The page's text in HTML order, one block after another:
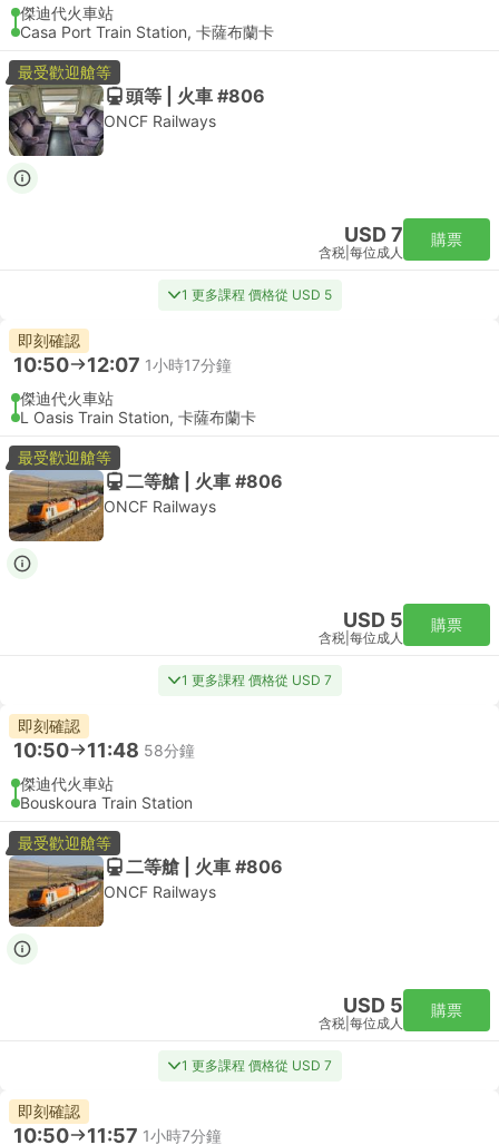
傑迪代火車站
Casa Port Train Station, 卡薩布蘭卡
最受歡迎艙等
頭等 | 火車 #806
ONCF Railways
USD 7
含税 每位成人
購票
1 更多課程 價格從 USD 5
即刻確認
10:50 12:07 1小時17分鐘
傑迪代火車站
L Oasis Train Station, 卡薩布蘭卡
最受歡迎艙等
二等艙 | 火車 #806
ONCF Railways
USD 5
含税 每位成人
購票
1 更多課程 價格從 USD 7
即刻確認
10:50 11:48 58分鐘
傑迪代火車站
Bouskoura Train Station
最受歡迎艙等
二等艙 | 火車 #806
ONCF Railways
USD 5
含税 每位成人
購票
1 更多課程 價格從 USD 7
即刻確認
10:50 11:57 1小時7分鐘